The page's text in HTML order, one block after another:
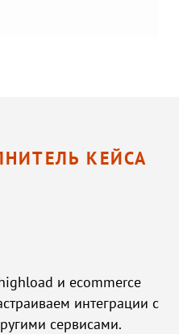
КЕЙСА
и ecommerce
интеграции с
сервисами.